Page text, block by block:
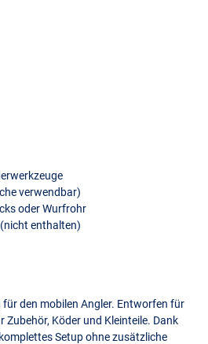
verwendbar)
oder Wurfrohr
enthalten)
den mobilen Angler. Entworfen für
Köder und Kleinteile. Dank
Setup ohne zusätzliche